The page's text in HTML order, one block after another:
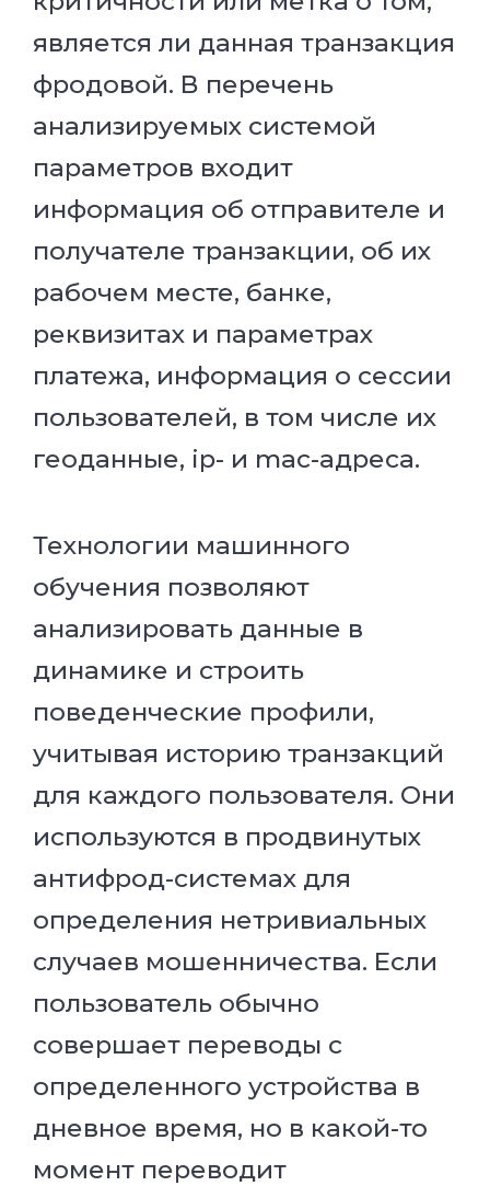
является ли данная транзакция
фродовой. В перечень
анализируемых системой
параметров входит
информация об отправителе и
получателе транзакции, об их
рабочем месте, банке,
реквизитах и параметрах
платежа, информация о сессии
пользователей, в том числе их
геоданные, ip- и mac-адреса.
Технологии машинного
обучения позволяют
анализировать данные в
динамике и строить
поведенческие профили,
учитывая историю транзакций
для каждого пользователя. Они
используются в продвинутых
антифрод-системах для
определения нетривиальных
случаев мошенничества. Если
пользователь обычно
совершает переводы с
определенного устройства в
дневное время, но в какой-то
момент переводит